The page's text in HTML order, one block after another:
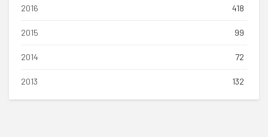
2016 418
2015 99
2014 72
2013 132